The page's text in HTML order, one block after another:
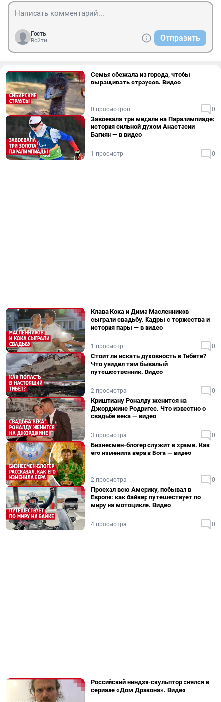
Гость
Войти
Отправить
Семья сбежала из города, чтобы
выращивать страусов. Видео
0 просмотров 0
Завоевала три медали на Паралимпиаде:
история сильной духом Анастасии
Багиян — в видео
1 просмотр 0
Клава Кока и Дима Масленников
сыграли свадьбу. Кадры с торжества и
история пары — в видео
1 просмотр 0
Стоит ли искать духовность в Тибете?
Что увидел там бывалый
путешественник. Видео
2 просмотра 0
Криштиану Роналду женится на
Джорджине Родригес. Что известно о
свадьбе века — видео
3 просмотра 0
Бизнесмен-блогер служит в храме. Как
его изменила вера в Бога — видео
2 просмотра 0
Проехал всю Америку, побывал в
Европе: как байкер путешествует по
миру на мотоцикле. Видео
4 просмотра 0
Российский ниндзя-скульптор снялся в
сериале «Дом Дракона». Видео